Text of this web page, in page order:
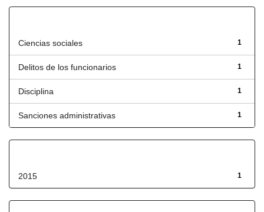
1
Ciencias sociales
1
Delitos de los funcionarios
1
Disciplina
1
Sanciones administrativas
1
2015